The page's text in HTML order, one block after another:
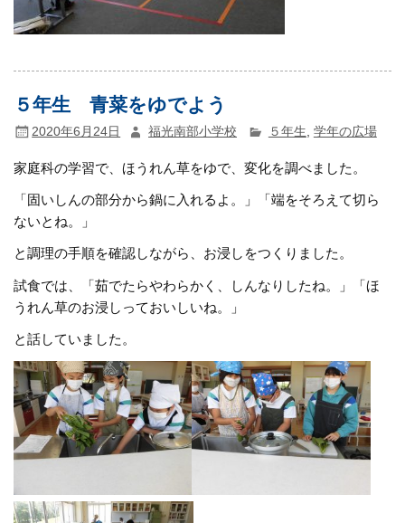
５年生 青菜をゆでよう
2020年6月24日 福光南部小学校 ５年生 学年の広場
家庭科の学習で、ほうれん草をゆで、変化を調べました。
「固いしんの部分から鍋に入れるよ。」「端をそろえて切ら
ないとね。」
と調理の手順を確認しながら、お浸しをつくりました。
試食では、「茹でたらやわらかく、しんなりしたね。」「ほ
うれん草のお浸しっておいしいね。」
と話していました。